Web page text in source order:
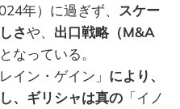
年）に過ぎず、 スケー
さや、 出口戦略（M&A
なっている。
イン・ゲイン」 により、
、ギリシャは真の 「イノ